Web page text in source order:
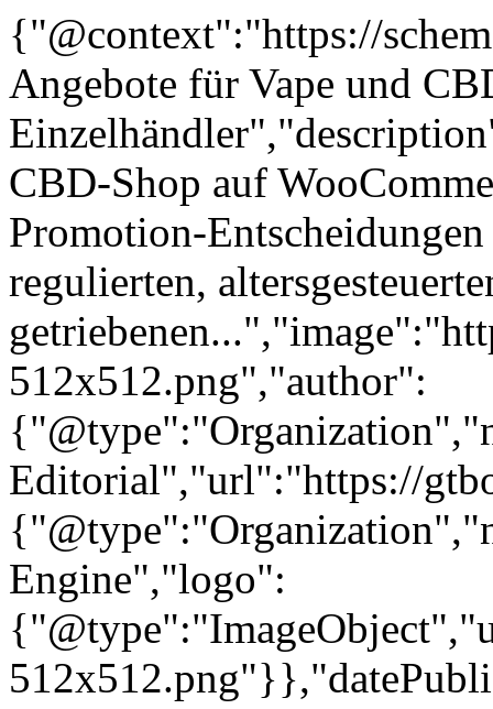
{"@context":"https://
Angebote für Vape und
CBD-Shop auf
Promotion-
regulierten,
512x512.png","author":
Editorial","url":"https://
Engine","logo":